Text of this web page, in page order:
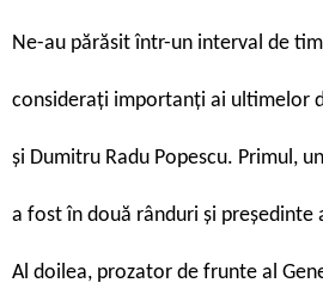
Ne-au părăsit într-un interval de
considerați importanți ai ultimelor
și Dumitru Radu Popescu. Primul,
a fost în două rânduri și președinte
Al doilea, prozator de frunte al